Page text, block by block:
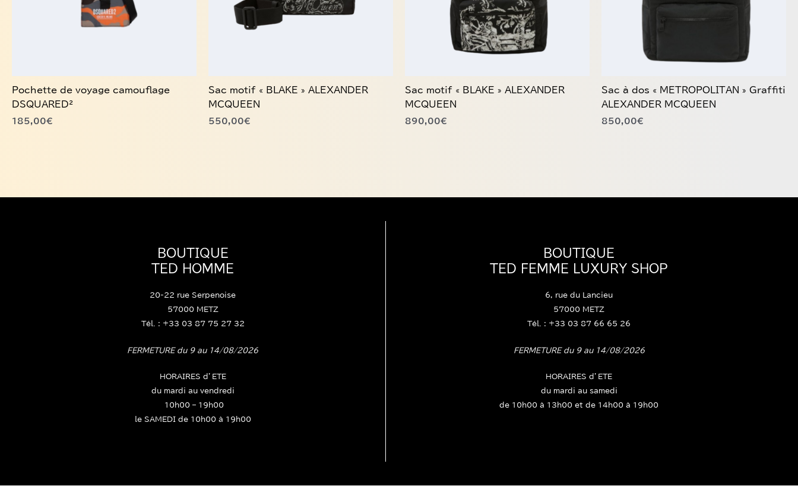
Pochette de voyage camouflage
DSQUARED²
185,00€
Sac motif « BLAKE » ALEXANDER
MCQUEEN
550,00€
Sac motif « BLAKE » ALEXANDER
MCQUEEN
890,00€
Sac à dos « METROPOLITAN » Graffiti
ALEXANDER MCQUEEN
850,00€
BOUTIQUE
TED HOMME
20-22 rue Serpenoise
57000 METZ
Tél. : +33 03 87 75 27 32
FERMETURE du 9 au 14/08/2026
HORAIRES d’ETE
du mardi au vendredi
10h00 – 19h00
le SAMEDI de 10h00 à 19h00
BOUTIQUE
TED FEMME LUXURY SHOP
6, rue du Lancieu
57000 METZ
Tél. : +33 03 87 66 65 26
FERMETURE du 9 au 14/08/2026
HORAIRES d’ETE
du mardi au samedi
de 10h00 à 13h00 et de 14h00 à 19h00